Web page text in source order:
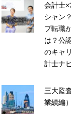
会計士
シャン
プ転職
は？公
のキャ
計士ナ
三大監
業績編）